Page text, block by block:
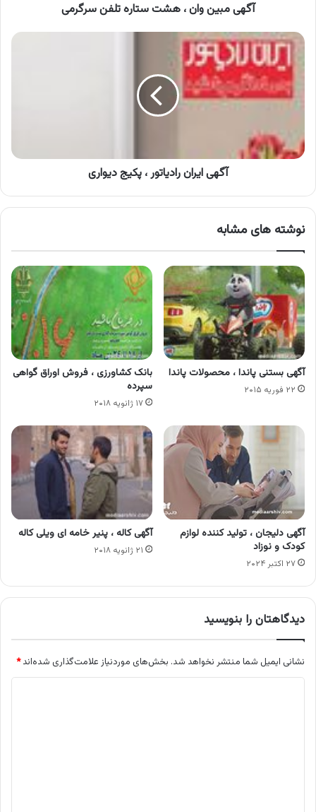
آگهی مبین وان ، هشت ستاره تلفن سرگرمی
آگهی
رادیاتور
پکیج
دیواری
آگهی ایران رادیاتور ، پکیج دیواری
نوشته های مشابه
آگهی بستنی پاندا ، محصولات پاندا
۲۲ فوریه ۲۰۱۵
بانک کشاورزی ، فروش اوراق گواهی
سپرده
۱۷ ژانویه ۲۰۱۸
آگهی دلیجان ، تولید کننده لوازم
کودک و نوزاد
۲۷ اکتبر ۲۰۲۴
آگهی کاله ، پنیر خامه ای ویلی کاله
۲۱ ژانویه ۲۰۱۸
دیدگاهتان را بنویسید
نشانی ایمیل شما منتشر نخواهد شد. بخش‌های موردنیاز علامت‌گذاری شده‌اند*